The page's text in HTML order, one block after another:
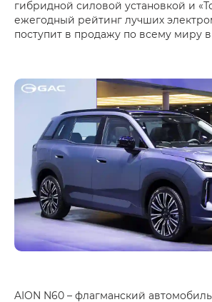
гибридной силовой установкой и
ежегодный рейтинг лучших
поступит в продажу по всему миру
AION N60 – флагманский